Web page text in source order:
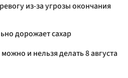
из-за угрозы окончания
дорожает сахар
и нельзя делать 8 августа